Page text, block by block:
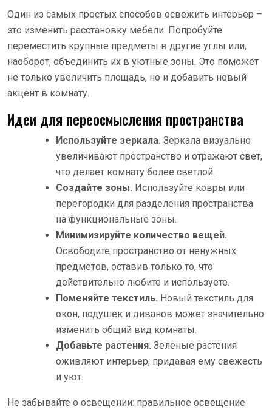
Один из самых простых способов освежить интерьер –
это изменить расстановку мебели. Попробуйте
переместить крупные предметы в другие углы или,
наоборот, объединить их в уютные зоны. Это поможет
не только увеличить площадь, но и добавить новый
акцент в комнату.
Идеи для переосмысления пространства
Используйте зеркала. Зеркала визуально
увеличивают пространство и отражают свет,
что делает комнату более светлой.
Создайте зоны. Используйте ковры или
перегородки для разделения пространства
на функциональные зоны.
Минимизируйте количество вещей.
Освободите пространство от ненужных
предметов, оставив только то, что
действительно любите и используете.
Поменяйте текстиль. Новый текстиль для
окон, подушек и диванов может значительно
изменить общий вид комнаты.
Добавьте растения. Зеленые растения
оживляют интерьер, придавая ему свежесть
и уют.
Не забывайте о освещении: правильное освещение